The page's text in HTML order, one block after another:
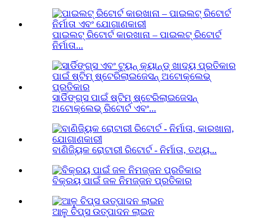
ପାଇଲଟ୍ ରିଟୋର୍ଟ କାରଖାନା – ପାଇଲଟ୍ ରିଟୋର୍ଟ
ନିର୍ମାତା...
ସାର୍ଡିଙ୍ଗ୍ସ ପାଇଁ ଷ୍ଟିମ୍ ଷ୍ଟେରିଲାଇଜେସନ୍
ଅଟୋକ୍ଲେଭ୍ ରିଟୋର୍ଟ ଏବଂ...
ବାଣିଜ୍ୟିକ ରୋଟାରୀ ରିଟୋର୍ଟ - ନିର୍ମାତା, ତଥ୍ୟ...
ବିକ୍ରୟ ପାଇଁ ଜଳ ନିମଜ୍ଜନ ପ୍ରତିକାର
ଆଳୁ ଚିପ୍ସ ଉତ୍ପାଦନ ଲାଇନ